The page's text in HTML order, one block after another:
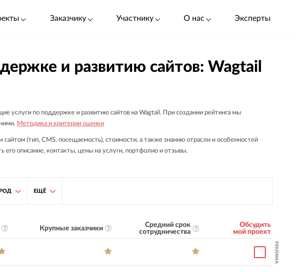
Заказчику Участнику О нас Эксперты
и развитию сайтов: Wagtail
услуги по поддержке и развитию сайтов на Wagtail. При создании рейтинга мы
Методика и критерии оценки
(тип, CMS, посещаемость), стоимости, а также знанию отрасли и особенностей
его описание, контакты, цены на услуги, портфолио и отзывы.
ЕЩЁ
Крупные заказчики
Средний срок
сотрудничества
Обсудить
мой проект
РЕКЛАМА